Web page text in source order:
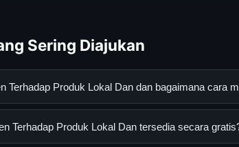
Sering Diajukan
Terhadap Produk Lokal Dan dan bagaimana cara
Produk Lokal Dan adalah layanan digital yang
Terhadap Produk Lokal Dan tersedia secara